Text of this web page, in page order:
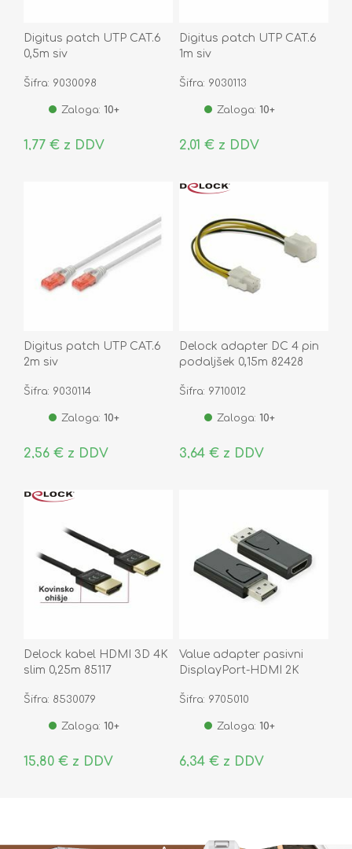
Digitus patch UTP CAT.6
0,5m siv
Šifra: 9030098
Zaloga: 10+
1,77 € z DDV
Digitus patch UTP CAT.6
1m siv
Šifra: 9030113
Zaloga: 10+
2,01 € z DDV
Digitus patch UTP CAT.6
2m siv
Šifra: 9030114
Zaloga: 10+
2,56 € z DDV
Delock adapter DC 4 pin
podaljšek 0,15m 82428
Šifra: 9710012
Zaloga: 10+
3,64 € z DDV
Delock kabel HDMI 3D 4K
slim 0,25m 85117
Šifra: 8530079
Zaloga: 10+
15,80 € z DDV
Value adapter pasivni
DisplayPort-HDMI 2K
Šifra: 9705010
Zaloga: 10+
6,34 € z DDV